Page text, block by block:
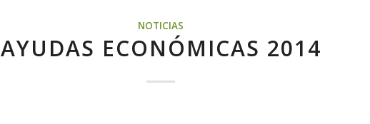
NOTICIAS
AYUDAS ECONÓMICAS 2014